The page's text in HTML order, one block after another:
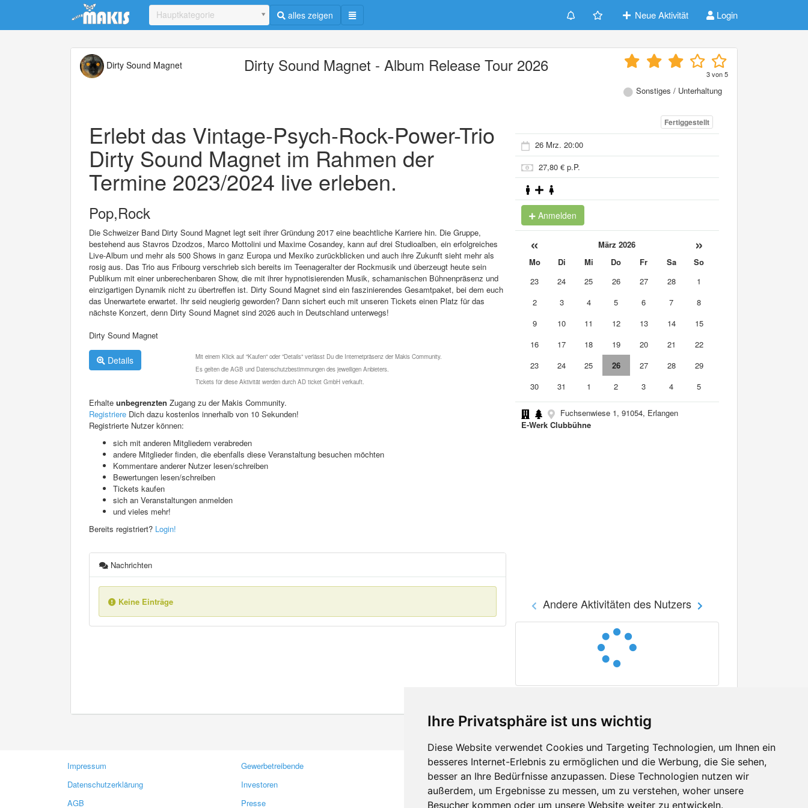
Ihre Privatsphäre ist uns wichtig
Diese Website verwendet Cookies und Targeting Technologien, um Ihnen ein
besseres Internet-Erlebnis zu ermöglichen und die Werbung, die Sie sehen,
besser an Ihre Bedürfnisse anzupassen. Diese Technologien nutzen wir
außerdem, um Ergebnisse zu messen, um zu verstehen, woher unsere
Besucher kommen oder um unsere Website weiter zu entwickeln.
Update cookies preferences
Hauptkategorie alles zeigen Neue Aktivität Login
Dirty Sound Magnet Dirty Sound Magnet - Album Release Tour 2026 3von5
Sonstiges / Unterhaltung
Erlebt das Vintage-Psych-Rock-Power-Trio
Dirty Sound Magnet im Rahmen der
Termine 2023/2024 live erleben.
Pop,Rock
Die Schweizer Band Dirty Sound Magnet legt seit ihrer Gründung 2017 eine beachtliche Karriere hin. Die Gruppe,
bestehend aus Stavros Dzodzos, Marco Mottolini und Maxime Cosandey, kann auf drei Studioalben, ein erfolgreiches
Live-Album und mehr als 500 Shows in ganz Europa und Mexiko zurückblicken und auch ihre Zukunft sieht mehr als
rosig aus. Das Trio aus Fribourg verschrieb sich bereits im Teenageralter der Rockmusik und überzeugt heute sein
Publikum mit einer unberechenbaren Show, die mit ihrer hypnotisierenden Musik, schamanischen Bühnenpräsenz und
einzigartigen Dynamik nicht zu übertreffen ist. Dirty Sound Magnet sind ein faszinierendes Gesamtpaket, bei dem euch
das Unerwartete erwartet. Ihr seid neugierig geworden? Dann sichert euch mit unseren Tickets einen Platz für das
nächste Konzert, denn Dirty Sound Magnet sind 2026 auch in Deutschland unterwegs!
Dirty Sound Magnet
Details
Mit einem Klick auf "Kaufen" oder "Details" verlässt Du die Internetpräsenz der Makis Community.
Es gelten die AGB und Datenschutzbestimmungen des jeweiligen Anbieters.
Tickets für diese Aktivität werden durch AD ticket GmbH verkauft.
Erhalte unbegrenzten Zugang zu der Makis Community.
Registriere Dich dazu kostenlos innerhalb von 10 Sekunden!
Registrierte Nutzer können:
sich mit anderen Mitgliedern verabreden
andere Mitglieder finden, die ebenfalls diese Veranstaltung besuchen möchten
Kommentare anderer Nutzer lesen/schreiben
Bewertungen lesen/schreiben
Tickets kaufen
sich an Veranstaltungen anmelden
und vieles mehr!
Bereits registriert? Login!
Nachrichten
Keine Einträge
Fertiggestellt
26 Mrz. 20:00
27,80 € p.P.
Anmelden
« März 2026 »
Mo Di Mi Do Fr Sa
So
23
24 25 26 27 28
1
2
3 4 5 6 7
8
9
10 11 12 13 14
15
16
17 18 19 20 21
22
23
24 25 26 27 28
29
30
31 1 2 3 4 5
Fuchsenwiese 1, 91054, Erlangen
E-Werk Clubbühne
Andere Aktivitäten des Nutzers
Impressum
Datenschutzerklärung
AGB
Gewerbetreibende
Investoren
Presse
Kontakt
Feedback
Fehler melden
Facebook
Twitter
YouTube